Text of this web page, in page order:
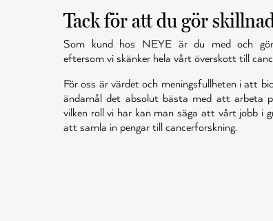
Tack för att du gör
Som kund hos NEYE är du med och
eftersom vi skänker hela vårt överskott till
För oss är värdet och meningsfullheten i att
ändamål det absolut bästa med att arbeta
vilken roll vi har kan man säga att vårt jobb i
att samla in pengar till cancerforskning.